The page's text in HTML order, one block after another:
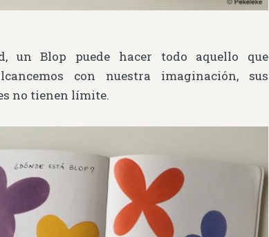
un Blop puede hacer todo aquello que
con nuestra imaginación, sus
no tienen límite.